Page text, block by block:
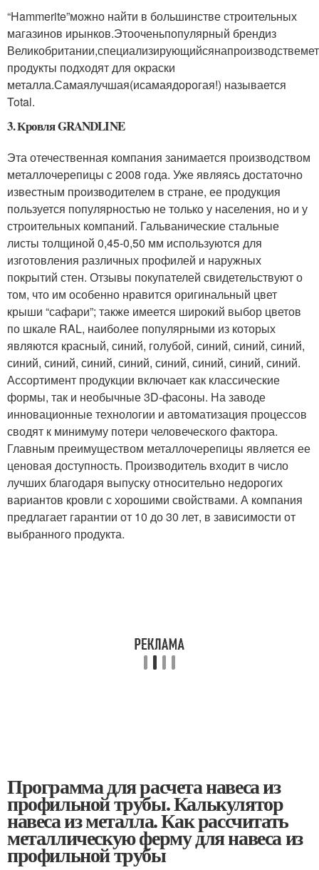
“Hammerite”можно найти в большинстве строительных
магазинов ирынков.Этооченьпопулярный брендиз
продукты подходят для окраски
металла.Самаялучшая(исамаядорогая!) называется
Total.
3. Кровля GRANDLINE
Эта отечественная компания занимается производством
металлочерепицы с 2008 года. Уже являясь достаточно
известным производителем в стране, ее продукция
пользуется популярностью не только у населения, но и у
строительных компаний. Гальванические стальные
листы толщиной 0,45-0,50 мм используются для
изготовления различных профилей и наружных
покрытий стен. Отзывы покупателей свидетельствуют о
том, что им особенно нравится оригинальный цвет
крыши “сафари”; также имеется широкий выбор цветов
по шкале RAL, наиболее популярными из которых
являются красный, синий, голубой, синий, синий, синий,
синий, синий, синий, синий, синий, синий, синий, синий.
Ассортимент продукции включает как классические
формы, так и необычные 3D-фасоны. На заводе
инновационные технологии и автоматизация процессов
сводят к минимуму потери человеческого фактора.
Главным преимуществом металлочерепицы является ее
ценовая доступность. Производитель входит в число
лучших благодаря выпуску относительно недорогих
вариантов кровли с хорошими свойствами. А компания
предлагает гарантии от 10 до 30 лет, в зависимости от
выбранного продукта.
Программа для расчета навеса из
профильной трубы. Калькулятор
навеса из металла. Как рассчитать
металлическую ферму для навеса из
профильной трубы